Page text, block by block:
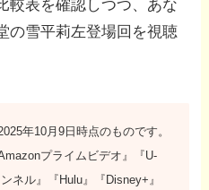
較表を確認しつつ、あな
の雪平莉左登場回を視聴
年10月9日時点のものです。
プライムビデオ』『U-
ネル』『Hulu』『Disney+』